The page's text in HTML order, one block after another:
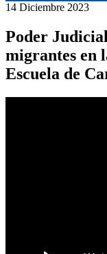
14 Diciembre 2023
Poder
migrantes en
Escuela de